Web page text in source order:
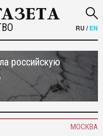
RU /EN
российскую
МОСКВА